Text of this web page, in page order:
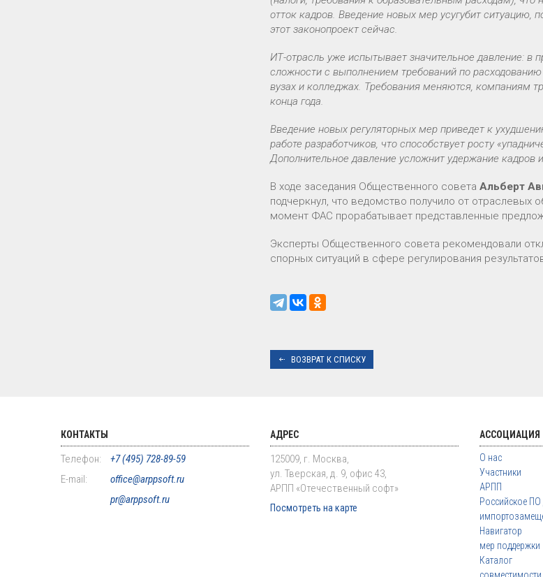
отток кадров. Введение новых мер усугубит ситуацию,
этот законопроект сейчас.
ИТ-отрасль уже испытывает значительное давление:
сложности с выполнением требований по
вузах и колледжах. Требования меняются, компаниям
конца года.
Введение новых регуляторных мер приведет к
работе разработчиков, что способствует росту
Дополнительное давление усложнит удержание
В ходе заседания Общественного совета Альберт
подчеркнул, что ведомство получило от отраслевых
момент ФАС прорабатывает представленные
Эксперты Общественного совета рекомендовали
спорных ситуаций в сфере регулирования
ВОЗВРАТ К СПИСКУ
КОНТАКТЫ
Телефон:
+7 (495) 728-89-59
E-mail:
office@arppsoft.ru
pr@arppsoft.ru
АДРЕС
125009, г. Москва,
ул. Тверская, д. 9, офис 43,
АРПП «Отечественный софт»
Посмотреть на карте
АССОЦИАЦИЯ
О нас
Участники
АРПП
Российское ПО
Навигатор
мер поддержки
Каталог